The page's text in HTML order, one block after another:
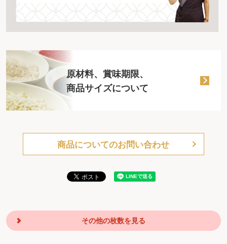
原材料、賞味期限、
商品サイズについて
商品についてのお問い合わせ
その他の枚数を見る